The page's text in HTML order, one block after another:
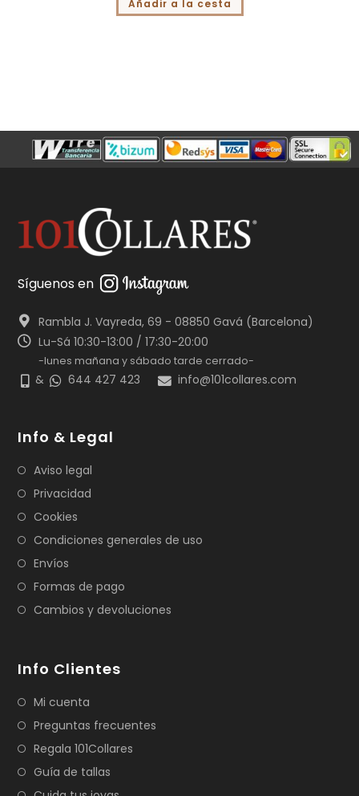
Añadir a la cesta
Síguenos en
Rambla J. Vayreda, 69 - 08850 Gavá (Barcelona)
Lu-Sá 10:30-13:00 / 17:30-20:00
-lunes mañana y sábado tarde cerrado-
& 644 427 423 info@101collares.com
Info & Legal
Aviso legal
Privacidad
Cookies
Condiciones generales de uso
Envíos
Formas de pago
Cambios y devoluciones
Info Clientes
Mi cuenta
Preguntas frecuentes
Regala 101Collares
Guía de tallas